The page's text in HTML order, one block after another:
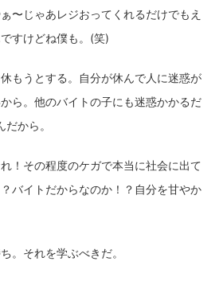
〜じゃあレジおってくれるだけでもえ
すけどね僕も。(笑)
もうとする。自分が休んで人に迷惑が
ら。他のバイトの子にも迷惑かかるだ
から。
！その程度のケガで本当に社会に出て
バイトだからなのか！？自分を甘やか
。それを学ぶべきだ。